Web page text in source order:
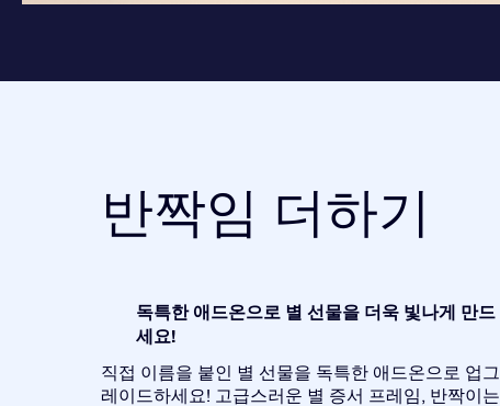
반짝임 더하기
독특한 애드온으로 별 선물을 더욱 빛나게 만드
세요!
직접 이름을 붙인 별 선물을 독특한 애드온으로 업그
레이드하세요! 고급스러운 별 증서 프레임, 반짝이는